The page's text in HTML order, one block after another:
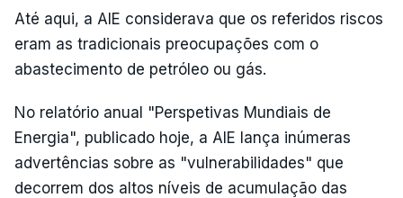
Até aqui, a AIE considerava que os referidos riscos
eram as tradicionais preocupações com o
abastecimento de petróleo ou gás.
No relatório anual "Perspetivas Mundiais de
Energia", publicado hoje, a AIE lança inúmeras
advertências sobre as "vulnerabilidades" que
decorrem dos altos níveis de acumulação das